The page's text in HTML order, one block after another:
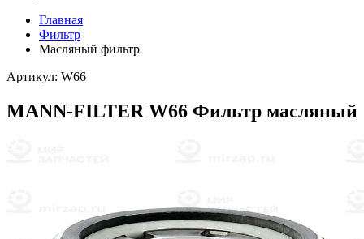
Главная
Фильтр
Масляный фильтр
Артикул: W66
MANN-FILTER W66 Фильтр масляный